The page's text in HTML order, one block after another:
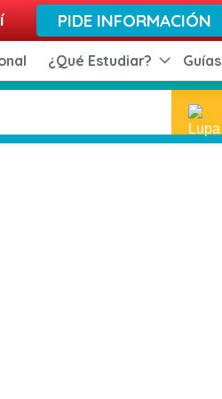
PIDE INFORMACIÓN
¿Qué Estudiar? Guías